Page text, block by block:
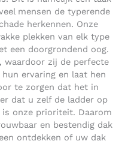
mensen de typerende
herkennen. Onze
plekken van elk type
een doorgrondend oog.
waardoor zij de perfecte
ervaring en laat hen
te zorgen dat het in
dat u zelf de ladder op
is onze prioriteit. Daarom
en bestendig dak
ontdekken of uw dak